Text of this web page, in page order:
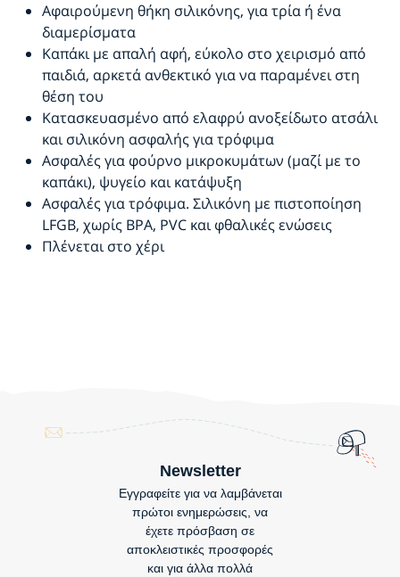
Αφαιρούμενη θήκη σιλικόνης, για τρία ή ένα
διαμερίσματα
Καπάκι με απαλή αφή, εύκολο στο χειρισμό από
παιδιά, αρκετά ανθεκτικό για να παραμένει στη
θέση του
Κατασκευασμένο από ελαφρύ ανοξείδωτο ατσάλι
και σιλικόνη ασφαλής για τρόφιμα
Ασφαλές για φούρνο μικροκυμάτων (μαζί με το
καπάκι), ψυγείο και κατάψυξη
Ασφαλές για τρόφιμα. Σιλικόνη με πιστοποίηση
LFGB, χωρίς BPA, PVC και φθαλικές ενώσεις
Πλένεται στο χέρι
Newsletter
Εγγραφείτε για να λαμβάνεται
πρώτοι ενημερώσεις, να
έχετε πρόσβαση σε
αποκλειστικές προσφορές
και για άλλα πολλά